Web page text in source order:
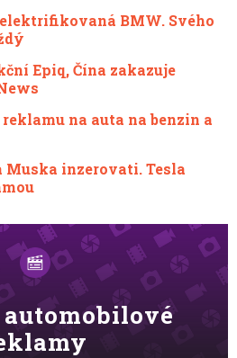
BMW. Svého
Epiq, Čína zakazuje
na auta na benzin a
Muska inzerovati. Tesla